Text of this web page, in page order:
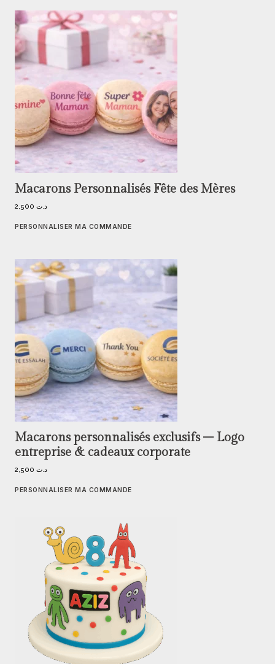
Macarons Personnalisés Fête des Mères
د.ت
PERSONNALISER MA COMMANDE
Macarons personnalisés exclusifs – Logo
entreprise & cadeaux corporate
د.ت
PERSONNALISER MA COMMANDE